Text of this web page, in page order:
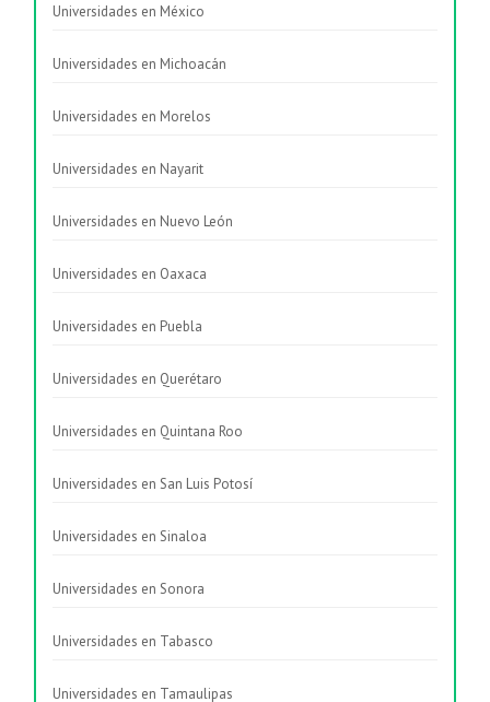
Universidades en México
Universidades en Michoacán
Universidades en Morelos
Universidades en Nayarit
Universidades en Nuevo León
Universidades en Oaxaca
Universidades en Puebla
Universidades en Querétaro
Universidades en Quintana Roo
Universidades en San Luis Potosí
Universidades en Sinaloa
Universidades en Sonora
Universidades en Tabasco
Universidades en Tamaulipas